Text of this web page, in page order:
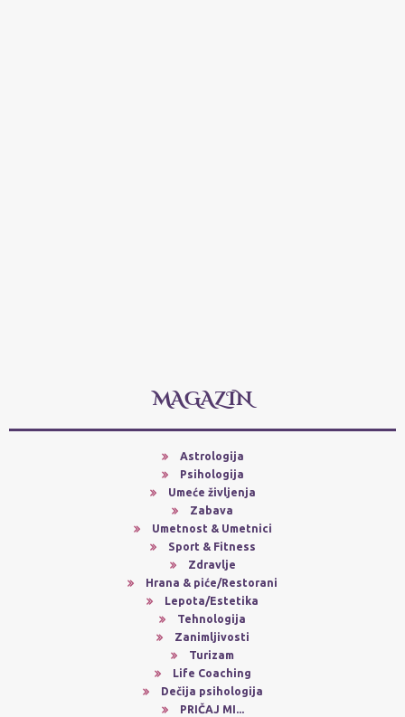
MAGAZIN
Astrologija
Psihologija
Umeće življenja
Zabava
Umetnost & Umetnici
Sport & Fitness
Zdravlje
Hrana & piće/Restorani
Lepota/Estetika
Tehnologija
Zanimljivosti
Turizam
Life Coaching
Dečija psihologija
PRIČAJ MI...